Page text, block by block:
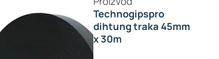
Technogipspro
dihtung traka 45mm
x 30m